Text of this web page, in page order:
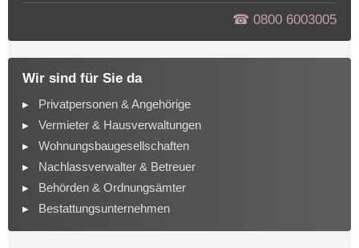
☎︎ 0800 6003005
Wir sind für Sie da
Privatpersonen & Angehörige
Vermieter & Hausverwaltungen
Wohnungsbaugesellschaften
Nachlassverwalter & Betreuer
Behörden & Ordnungsämter
Bestattungsunternehmen